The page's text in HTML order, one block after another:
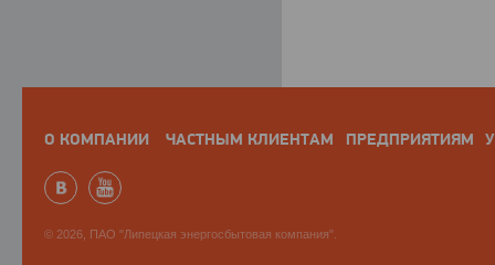
О КОМПАНИИ ЧАСТНЫМ КЛИЕНТАМ ПРЕДПРИЯТИЯМ
© 2026, ПАО "Липецкая энергосбытовая компания".